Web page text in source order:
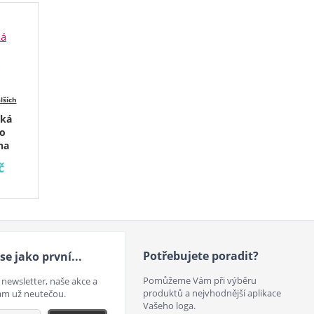
jako první...
naše akce a
už neutečou.
Potřebujete poradit?
Pomůžeme Vám při výběru
produktů a nejvhodnější aplikace
Vašeho loga.